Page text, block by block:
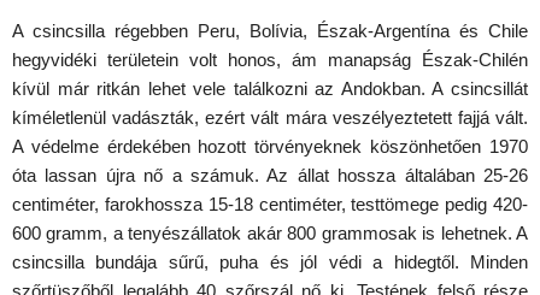
A csincsilla régebben Peru, Bolívia, Észak-Argentína és Chile
hegyvidéki területein volt honos, ám manapság Észak-Chilén
kívül már ritkán lehet vele találkozni az Andokban. A csincsillát
kíméletlenül vadászták, ezért vált mára veszélyeztetett fajjá vált.
A védelme érdekében hozott törvényeknek köszönhetően 1970
óta lassan újra nő a számuk. Az állat hossza általában 25-26
centiméter, farokhossza 15-18 centiméter, testtömege pedig 420-
600 gramm, a tenyészállatok akár 800 grammosak is lehetnek. A
csincsilla bundája sűrű, puha és jól védi a hidegtől. Minden